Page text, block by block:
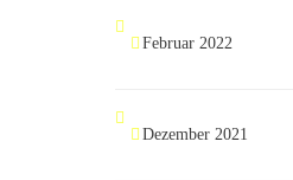
Februar 2022
Dezember 2021